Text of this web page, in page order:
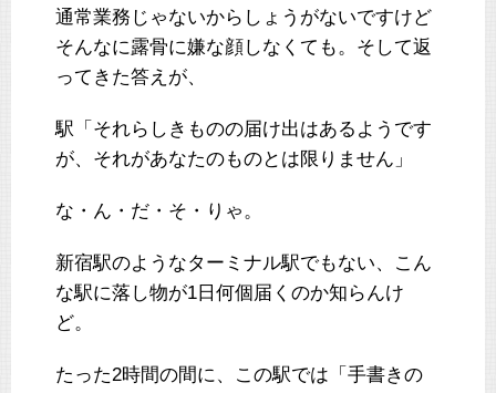
通常業務じゃないからしょうがないですけど
そんなに露骨に嫌な顔しなくても。そして返
ってきた答えが、
駅「それらしきものの届け出はあるようです
が、それがあなたのものとは限りません」
な・ん・だ・そ・りゃ。
新宿駅のようなターミナル駅でもない、こん
な駅に落し物が1日何個届くのか知らんけ
ど。
たった2時間の間に、この駅では「手書きの